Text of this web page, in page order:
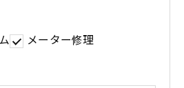
メーター修理